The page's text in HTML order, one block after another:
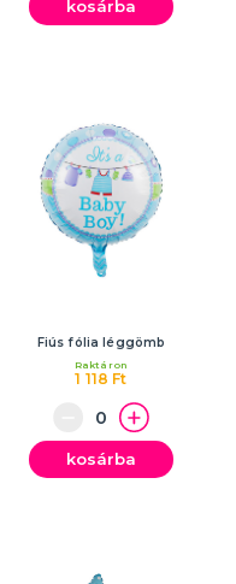
kosárba
Fiús fólia léggömb
1 118 Ft
Raktáron
kosárba